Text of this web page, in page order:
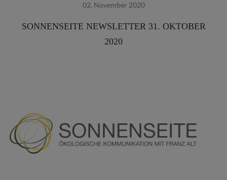
02. November 2020
SONNENSEITE NEWSLETTER 31. OKTOBER
2020